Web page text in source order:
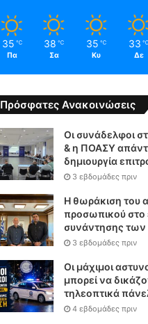
35 ℃
Πα
38 ℃
Σα
35 ℃
Κυ
33 ℃
Δε
Πρόσφατες Ανακοινώσεις
Οι συνάδελφοι
& η ΠΟΑΣΥ
δημιουργία
3 εβδομάδες πριν
Η θωράκιση του
προσωπικού στο
συνάντησης
Αστυνομικών
τον Υπουργό
3 εβδομάδες πριν
Οι μάχιμοι
μπορεί να
τηλεοπτικά
επιχειρούν χωρίς
4 εβδομάδες πριν